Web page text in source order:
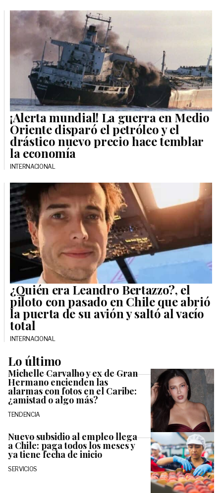
¡Alerta mundial! La guerra en Medio
Oriente disparó el petróleo y el
drástico nuevo precio hace temblar
la economía
INTERNACIONAL
¿Quién era Leandro Bertazzo?, el
piloto con pasado en Chile que abrió
la puerta de su avión y saltó al vacío
total
INTERNACIONAL
Lo último
Michelle Carvalho y ex de Gran
Hermano encienden las
alarmas con fotos en el Caribe:
¿amistad o algo más?
TENDENCIA
Nuevo subsidio al empleo llega
a Chile: paga todos los meses y
ya tiene fecha de inicio
SERVICIOS